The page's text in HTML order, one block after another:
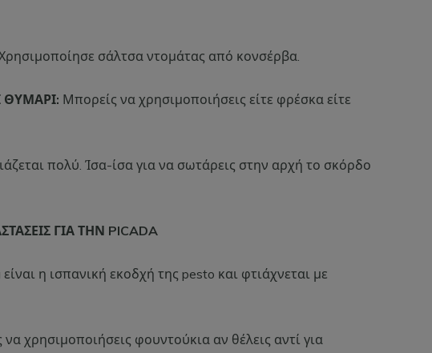
σάλτσα ντομάτας από κονσέρβα.
ΘΥΜΑΡΙ: Μπορείς να χρησιμοποιήσεις είτε φρέσκα είτε
πολύ. Ίσα-ίσα για να σωτάρεις στην αρχή το σκόρδο
ΓΙΑ ΤΗΝ PICADA
η ισπανική εκοδχή της pesto και φτιάχνεται με
χρησιμοποιήσεις φουντούκια αν θέλεις αντί για